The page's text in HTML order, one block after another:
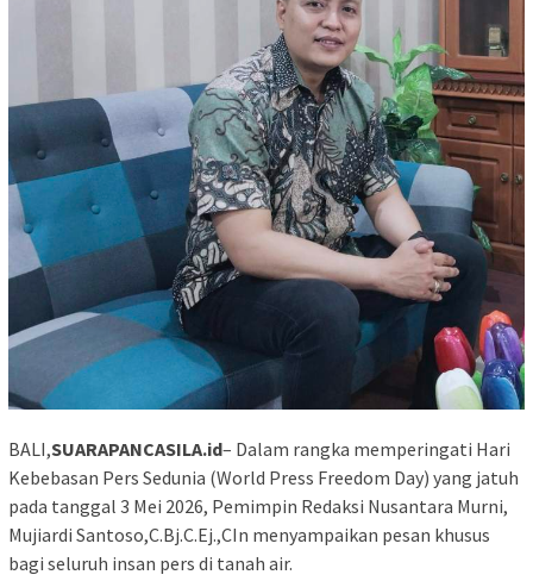
BALI,SUARAPANCASILA.id– Dalam rangka memperingati Hari
Kebebasan Pers Sedunia (World Press Freedom Day) yang jatuh
pada tanggal 3 Mei 2026, Pemimpin Redaksi Nusantara Murni,
Mujiardi Santoso,C.Bj.C.Ej.,CIn menyampaikan pesan khusus
bagi seluruh insan pers di tanah air.